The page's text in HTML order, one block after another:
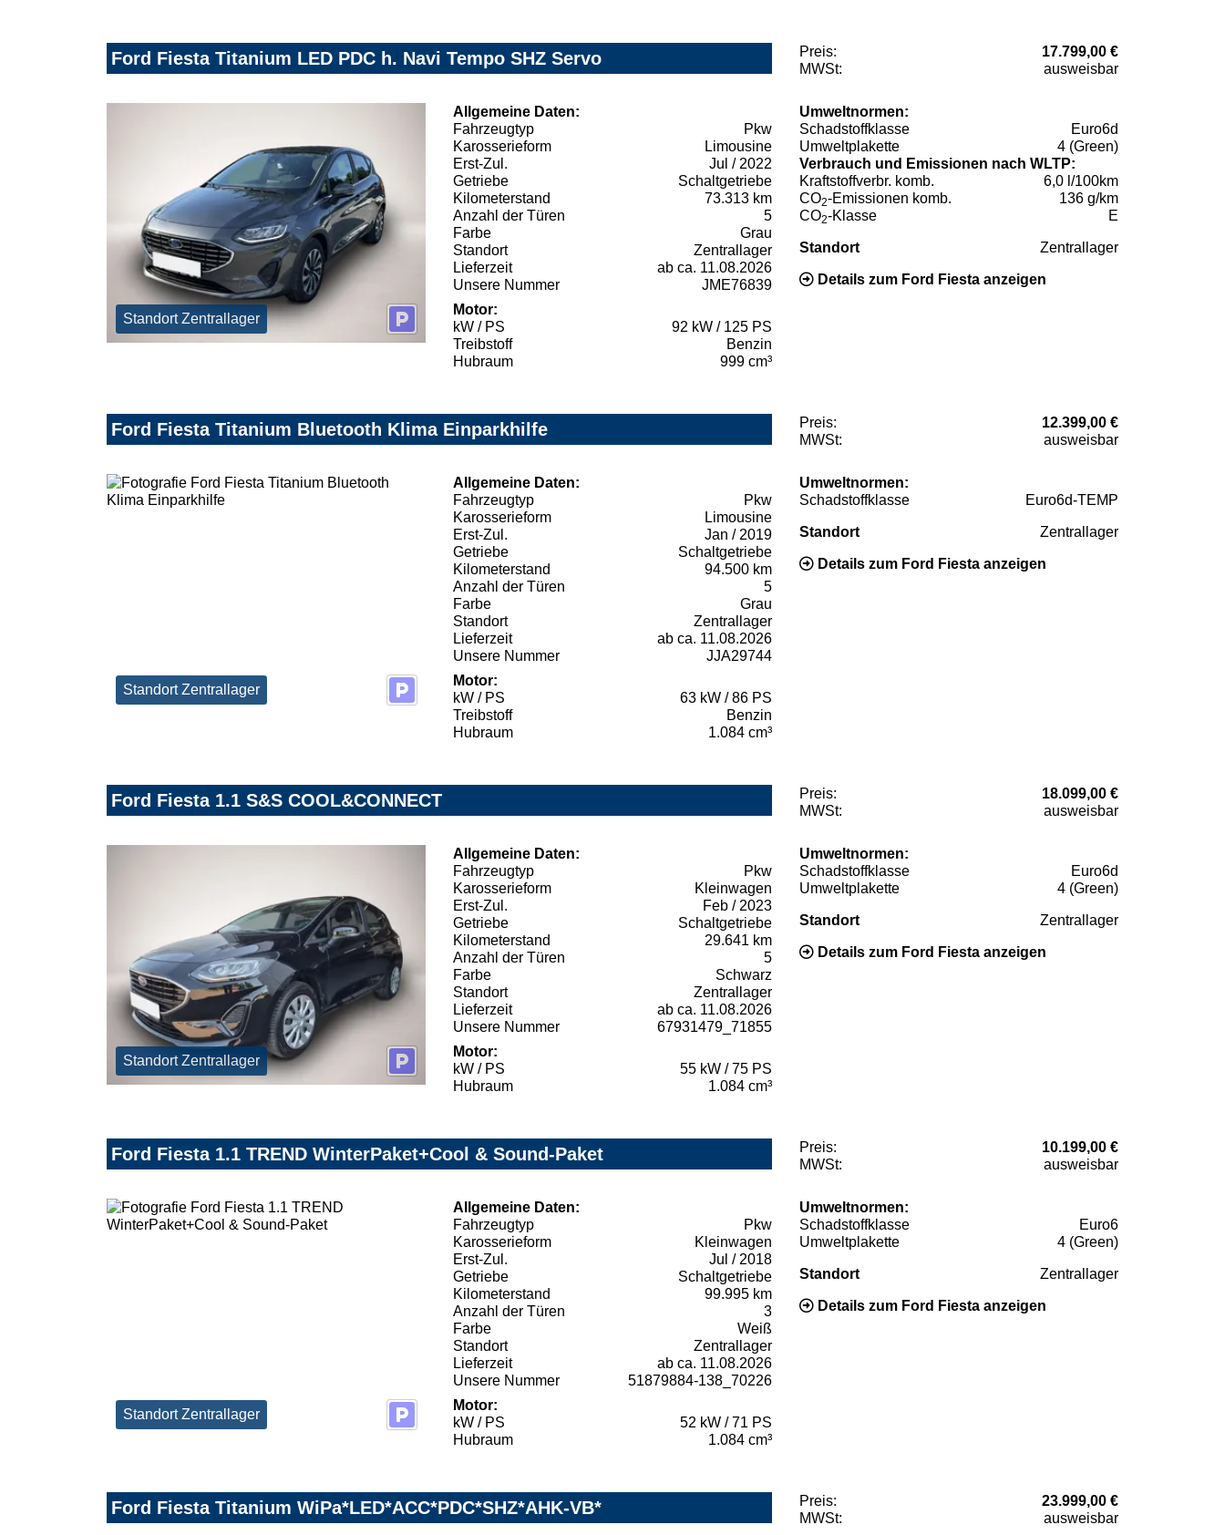
Ford Fiesta Titanium LED PDC h. Navi Tempo SHZ Servo Preis:
17.799,00 €
MWSt:
ausweisbar
Standort Zentrallager
Allgemeine Daten:
Fahrzeugtyp
Pkw
Karosserieform
Limousine
Erst-Zul.
Jul / 2022
Getriebe
Schaltgetriebe
Kilometerstand
73.313 km
Anzahl der Türen
5
Farbe
Grau
Standort
Zentrallager
Lieferzeit
ab ca. 11.08.2026
Unsere Nummer
JME76839
Motor:
kW / PS
92 kW / 125 PS
Treibstoff
Benzin
Hubraum
999 cm³
Umweltnormen:
Schadstoffklasse
Euro6d
Umweltplakette
4 (Green)
Verbrauch und Emissionen nach WLTP:
Kraftstoffverbr. komb.
6,0 l/100km
CO2-Emissionen komb.
136 g/km
CO2-Klasse E
Standort Zentrallager
Details zum Ford Fiesta anzeigen
Ford Fiesta Titanium Bluetooth Klima Einparkhilfe Preis:
12.399,00 €
MWSt:
ausweisbar
Standort Zentrallager
Allgemeine Daten:
Fahrzeugtyp
Pkw
Karosserieform
Limousine
Erst-Zul.
Jan / 2019
Getriebe
Schaltgetriebe
Kilometerstand
94.500 km
Anzahl der Türen
5
Farbe
Grau
Standort
Zentrallager
Lieferzeit
ab ca. 11.08.2026
Unsere Nummer
JJA29744
Motor:
kW / PS
63 kW / 86 PS
Treibstoff
Benzin
Hubraum
1.084 cm³
Umweltnormen:
Schadstoffklasse
Euro6d-TEMP
Standort Zentrallager
Details zum Ford Fiesta anzeigen
Ford Fiesta 1.1 S&S COOL&CONNECT Preis:
18.099,00 €
MWSt:
ausweisbar
Standort Zentrallager
Allgemeine Daten:
Fahrzeugtyp
Pkw
Karosserieform
Kleinwagen
Erst-Zul.
Feb / 2023
Getriebe
Schaltgetriebe
Kilometerstand
29.641 km
Anzahl der Türen
5
Farbe
Schwarz
Standort
Zentrallager
Lieferzeit
ab ca. 11.08.2026
Unsere Nummer
67931479_71855
Motor:
kW / PS
55 kW / 75 PS
Hubraum
1.084 cm³
Umweltnormen:
Schadstoffklasse
Euro6d
Umweltplakette
4 (Green)
Standort Zentrallager
Details zum Ford Fiesta anzeigen
Ford Fiesta 1.1 TREND WinterPaket+Cool & Sound-Paket Preis:
10.199,00 €
MWSt:
ausweisbar
Standort Zentrallager
Allgemeine Daten:
Fahrzeugtyp
Pkw
Karosserieform
Kleinwagen
Erst-Zul.
Jul / 2018
Getriebe
Schaltgetriebe
Kilometerstand
99.995 km
Anzahl der Türen
3
Farbe
Weiß
Standort
Zentrallager
Lieferzeit
ab ca. 11.08.2026
Unsere Nummer
51879884-138_70226
Motor:
kW / PS
52 kW / 71 PS
Hubraum
1.084 cm³
Umweltnormen:
Schadstoffklasse
Euro6
Umweltplakette
4 (Green)
Standort Zentrallager
Details zum Ford Fiesta anzeigen
Ford Fiesta Titanium WiPa*LED*ACC*PDC*SHZ*AHK-VB* Preis:
23.999,00 €
MWSt:
ausweisbar